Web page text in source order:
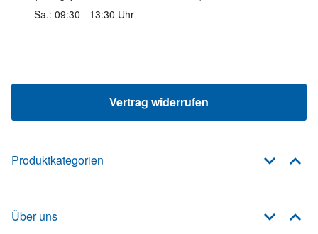
Sa.: 09:30 - 13:30 Uhr
Vertrag widerrufen
Produktkategorien
Über uns